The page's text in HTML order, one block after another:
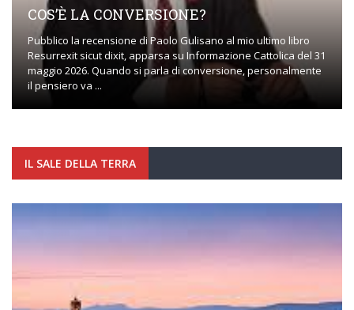
COS’È LA CONVERSIONE?
Pubblico la recensione di Paolo Gulisano al mio ultimo libro
Resurrexit sicut dixit, apparsa su Informazione Cattolica del 31
maggio 2026. Quando si parla di conversione, personalmente
il pensiero va ...
IL SALE DELLA TERRA